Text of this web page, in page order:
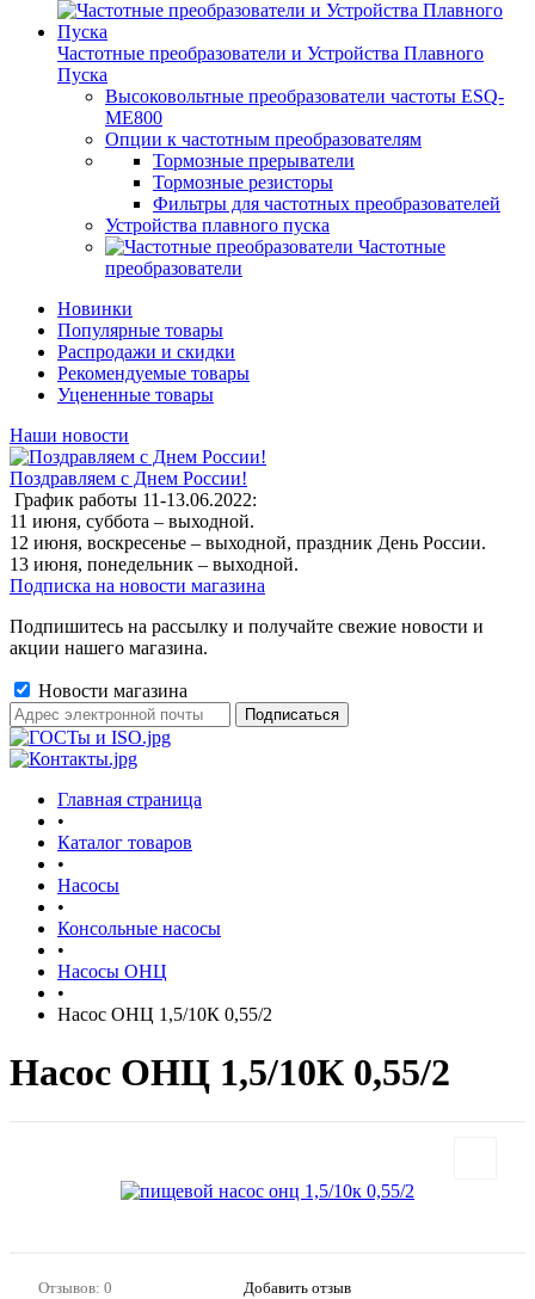
Частотные преобразователи и Устройства Плавного
Пуска
Высоковольтные преобразователи частоты ESQ-
ME800
Опции к частотным преобразователям
Тормозные прерыватели
Тормозные резисторы
Фильтры для частотных преобразователей
Устройства плавного пуска
Частотные
преобразователи
Новинки
Популярные товары
Распродажи и скидки
Рекомендуемые товары
Уцененные товары
Наши новости
Поздравляем с Днем России!
График работы 11-13.06.2022:
11 июня, суббота – выходной.
12 июня, воскресенье – выходной, праздник День России.
13 июня, понедельник – выходной.
Подписка на новости магазина
Подпишитесь на рассылку и получайте свежие новости и
акции нашего магазина.
Новости магазина
Главная страница
•
Каталог товаров
•
Насосы
•
Консольные насосы
•
Насосы ОНЦ
•
Насос ОНЦ 1,5/10К 0,55/2
Насос ОНЦ 1,5/10К 0,55/2
Отзывов: 0
Добавить отзыв